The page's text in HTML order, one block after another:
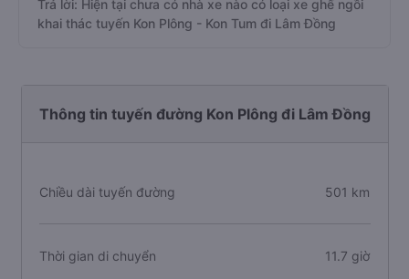
Trả lời: Hiện tại chưa có nhà xe nào có loại xe ghế ngồi
khai thác tuyến Kon Plông - Kon Tum đi Lâm Đồng
Thông tin tuyến đường Kon Plông đi Lâm Đồng
Chiều dài tuyến đường 501 km
Thời gian di chuyển 11.7 giờ